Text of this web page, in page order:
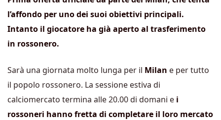
l’affondo per uno dei suoi obiettivi principali.
Intanto il giocatore ha già aperto al trasferimento
in rossonero.
Sarà una giornata molto lunga per il Milan e per tutto
il popolo rossonero. La sessione estiva di
calciomercato termina alle 20.00 di domani e i
rossoneri hanno fretta di completare il loro mercato